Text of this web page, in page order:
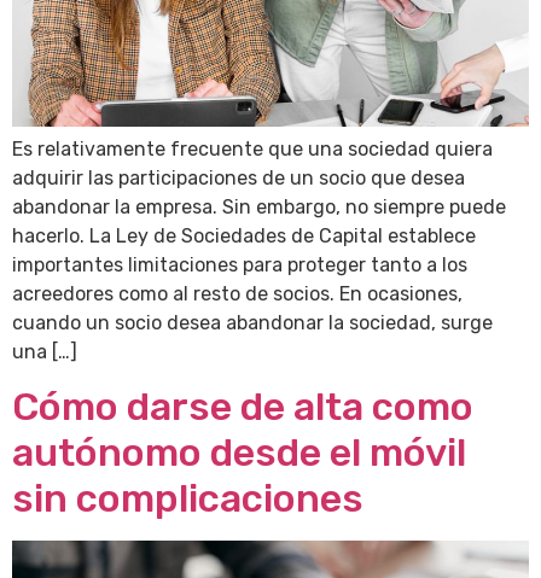
Es relativamente frecuente que una sociedad quiera
adquirir las participaciones de un socio que desea
abandonar la empresa. Sin embargo, no siempre puede
hacerlo. La Ley de Sociedades de Capital establece
importantes limitaciones para proteger tanto a los
acreedores como al resto de socios. En ocasiones,
cuando un socio desea abandonar la sociedad, surge
una […]
Cómo darse de alta como
autónomo desde el móvil
sin complicaciones